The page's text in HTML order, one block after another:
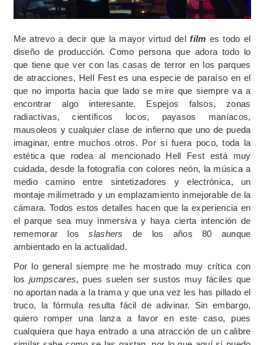
Me atrevo a decir que la mayor virtud delfilm es todo el
diseño de producción. Como persona que adora todo lo
que tiene que ver con las casas de terror en los parques
de atracciones, Hell Fest es una especie de paraíso en el
que no importa hacia que lado se mire que siempre va a
encontrar algo interesante. Espejos falsos, zonas
radiactivas, científicos locos, payasos maníacos,
mausoleos y cualquier clase de infierno que uno de pueda
imaginar, entre muchos otros. Por si fuera poco, toda la
estética que rodea al mencionado Hell Fest está muy
cuidada, desde la fotografía con colores neón, la música a
medio camino entre sintetizadores y electrónica, un
montaje milimetrado y un emplazamiento inmejorable de la
cámara. Todos estos detalles hacen que la experiencia en
el parque sea muy inmersiva y haya cierta intención de
rememorar losslashers
de los años 80 aunque
ambientado en la actualidad.
Por lo general siempre me he mostrado muy crítica con
losjumpscares, pues suelen ser sustos muy fáciles que
no aportan nada a la trama y que una vez les has pillado el
truco, la fórmula resulta fácil de adivinar. Sin embargo,
quiero romper una lanza a favor en este caso, pues
cualquiera que haya entrado a una atracción de un calibre